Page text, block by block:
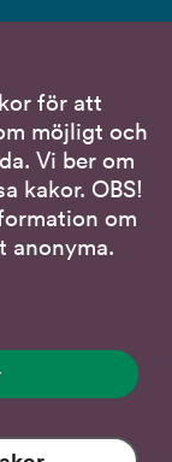
för att
möjligt och
Vi ber om
kakor. OBS!
om
anonyma.